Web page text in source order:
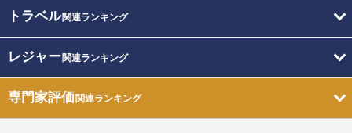
トラベル関連ランキング
レジャー関連ランキング
専門家評価関連ランキング